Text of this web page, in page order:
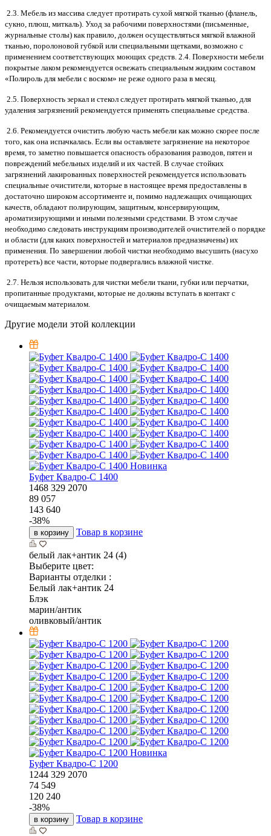
2.3. Мебель из массива следует протирать сухой мягкой тканью (фланель,
сукно, плюш, миткаль). Уход за рабочими поверхностями (письменные,
журнальные столы) как правило, должен осуществляться мягкой влажной
тканью, поролоновой губкой или специальными щетками, возможно с
применением соответствующих моющих средств. 2.4. Поверхности мебели
покрытые лаком рекомендуется освежать специальным жидким составом
«Полироль для мебели с воском» не реже одного раза в месяц.
2.5. Поверхность зеркал и стекол следует протирать мягкой тканью, для
удаления загрязнений рекомендуется применять специальные средства.
2.6. Рекомендуется очистить любую часть мебели как можно скорее после
того, как она испачкалась. Если вы оставляете загрязнение на некоторое
время, то заметно повышается опасность образования разводов, пятен и
повреждений мебельных изделий и их частей. В случае стойких
загрязнений лакированных поверхностей рекомендуется использовать
специальные очистители, которые в настоящее время предоставлены в
достаточно широком ассортименте и, помимо надлежащих очищающих
качеств, обладают полирующим, защитным, консервирующим,
ароматизирующими и иными полезными средствами. В этом случае
необходимо следовать инструкциям производителей очистителей о порядке
и области (для каких поверхностей и материалов предназначены) их
применения. По завершении любой чистки необходимо высушить (насухо
протереть) все части, которые подвергались влажной чистке.
2.7. Нельзя использовать для чистки мебели ткани, губки или перчатки,
пропитанные продуктами, которые не должны вступать в контакт с
очищаемым материалом.
Другие модели этой коллекции
Новинка
Буфет Квадро-С 1400
1468 329 2070
89 057
143 640
-38%
в корзину Товар в корзине
белый лак+антик 24 (4)
Выберите цвет:
Варианты отделки :
Белый лак+антик 24
Блэк
марин/антик
оливковый/антик
Новинка
Буфет Квадро-С 1200
1244 329 2070
74 549
120 240
-38%
в корзину Товар в корзине